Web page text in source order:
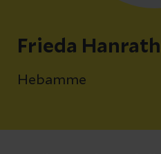
Frieda
Hebamme